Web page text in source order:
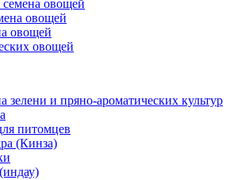
овощей
овощей
овощей
овощей
зелени и пряно-ароматических культур
питомцев
(Кинза)